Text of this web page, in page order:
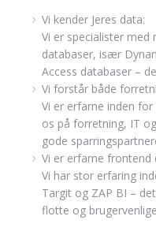
Vi kender Jeres data:
Vi er specialister med
databaser, især
Access databaser –
Vi forstår både
Vi er erfarne inden
os på forretning, IT
gode
Vi er erfarne frontend
Vi har stor erfaring
Targit og ZAP BI –
flotte og